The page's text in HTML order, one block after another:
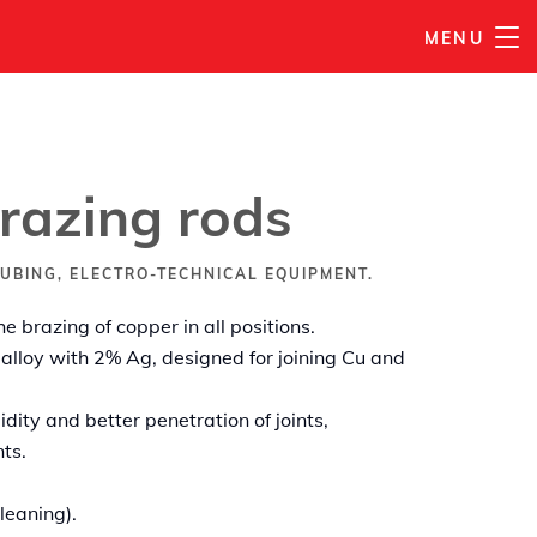
MENU
rods
ELECTRO-TECHNICAL EQUIPMENT.
brazing of copper in all positions.
with 2% Ag, designed for joining Cu and
and better penetration of joints,